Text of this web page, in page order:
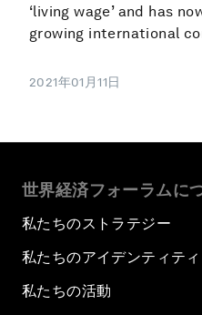
‘living wage’ and has
growing international
2021年01月11日
世界経済フォーラムに
私たちのストラテジー
私たちのアイデンティティ
私たちの活動